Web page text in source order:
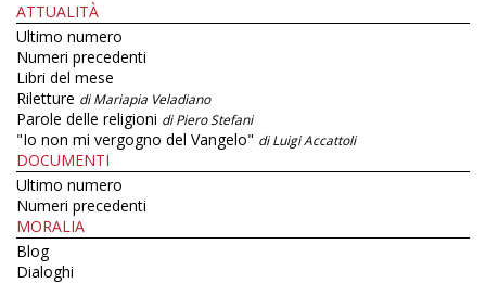
ATTUALITÀ
Ultimo numero
Numeri precedenti
Libri del mese
Riletture di Mariapia Veladiano
Parole delle religioni di Piero Stefani
"Io non mi vergogno del Vangelo" di Luigi Accattoli
DOCUMENTI
Ultimo numero
Numeri precedenti
MORALIA
Blog
Dialoghi